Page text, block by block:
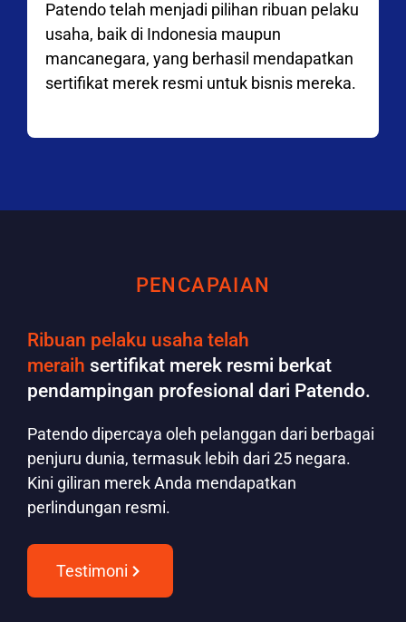
Patendo telah menjadi pilihan ribuan pelaku
usaha, baik di Indonesia maupun
mancanegara, yang berhasil mendapatkan
sertifikat merek resmi untuk bisnis mereka.
PENCAPAIAN
Ribuan pelaku usaha telah
meraih sertifikat merek resmi berkat
pendampingan profesional dari Patendo.
Patendo dipercaya oleh pelanggan dari berbagai
penjuru dunia, termasuk lebih dari 25 negara.
Kini giliran merek Anda mendapatkan
perlindungan resmi.
Testimoni